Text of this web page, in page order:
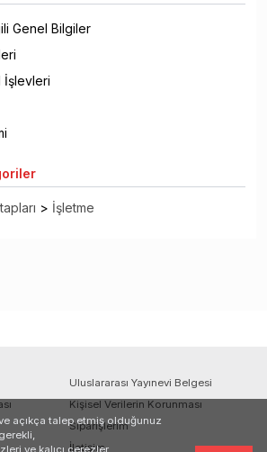
Genel Bilgiler
İşlevleri
> İşletme
Uluslararası Yayınevi Belgesi
Kişisel Verilerin Korunması
Siparişlerim
İletişim
açıkça talep etmiş olduğunuz
ve kalıcı çerezler